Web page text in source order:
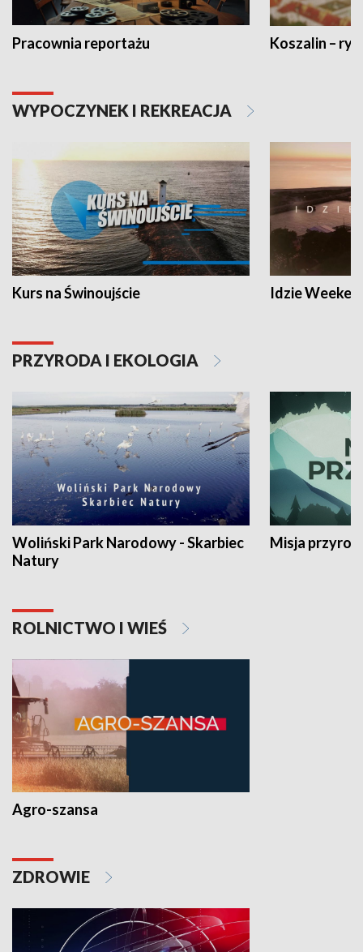
Pracownia reportażu Koszalin –
WYPOCZYNEK I REKREACJA
Kurs na Świnoujście Idzie
PRZYRODA I EKOLOGIA
Woliński Park Narodowy - Skarbiec
Natury
Misja
ROLNICTWO I WIEŚ
Agro-szansa
ZDROWIE